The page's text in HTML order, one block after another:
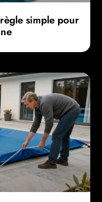
simple pour